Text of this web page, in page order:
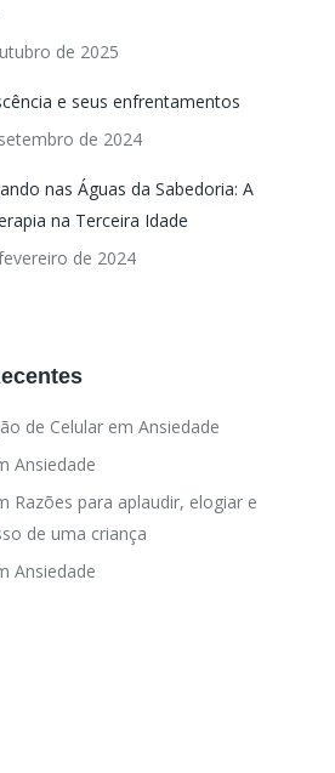
de 2025
e seus enfrentamentos
de 2024
nas Águas da Sabedoria: A
na Terceira Idade
de 2024
de Celular em Ansiedade
Ansiedade
Razões para aplaudir, elogiar e
de uma criança
Ansiedade